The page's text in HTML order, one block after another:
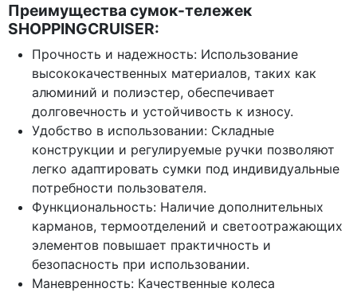
Преимущества сумок-тележек
SHOPPINGCRUISER:
Прочность и надежность: Использование
высококачественных материалов, таких как
алюминий и полиэстер, обеспечивает
долговечность и устойчивость к износу.
Удобство в использовании: Складные
конструкции и регулируемые ручки позволяют
легко адаптировать сумки под индивидуальные
потребности пользователя.
Функциональность: Наличие дополнительных
карманов, термоотделений и светоотражающих
элементов повышает практичность и
безопасность при использовании.
Маневренность: Качественные колеса